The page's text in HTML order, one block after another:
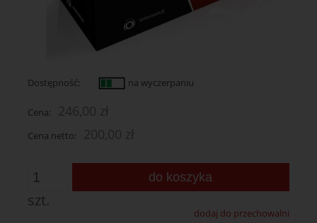
Dostępność: na wyczerpaniu
Cena:
Cena netto:
szt.
do koszyka
dodaj do przechowalni